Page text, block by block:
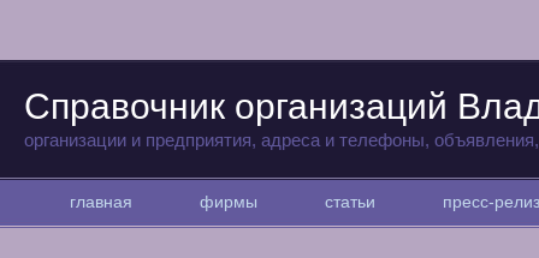
Справочник организаций
организации и предприятия, адреса и телефоны,
главная фирмы статьи пресс-